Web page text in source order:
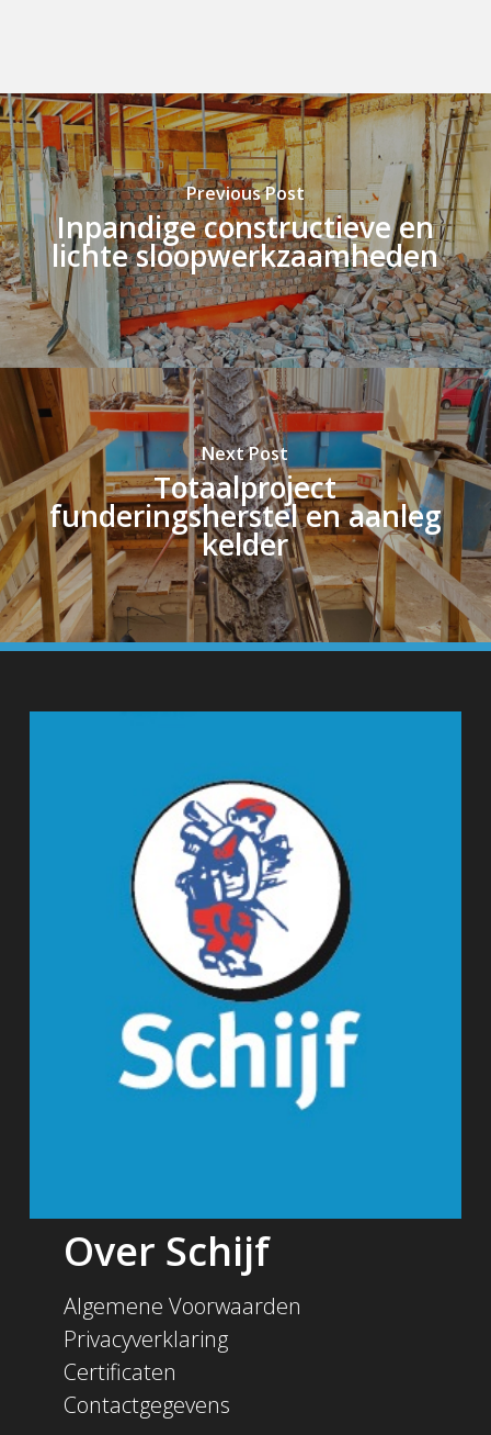
Previous Post
Inpandige constructieve en
lichte sloopwerkzaamheden
Next Post
Totaalproject
funderingsherstel en aanleg
kelder
Over Schijf
Algemene Voorwaarden
Privacyverklaring
Certificaten
Contactgegevens